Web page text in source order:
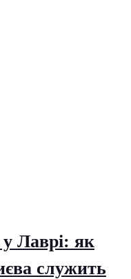
Лаврі: як
служить